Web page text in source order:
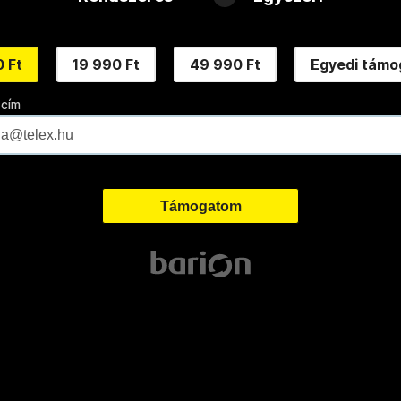
Ft 19 990 Ft 49 990 Ft Egyedi